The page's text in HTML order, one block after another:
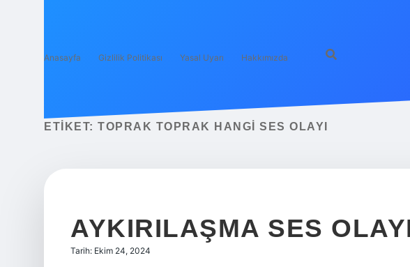
Anasayfa Gizlilik Politikası Yasal Uyarı Hakkımızda
ETIKET: TOPRAK TOPRAK HANGI SES OLAYI
AYKIRILAŞMA SES
Tarih: Ekim 24, 2024